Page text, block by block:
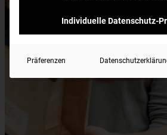
Individuelle Datenschutz-
Präferenzen